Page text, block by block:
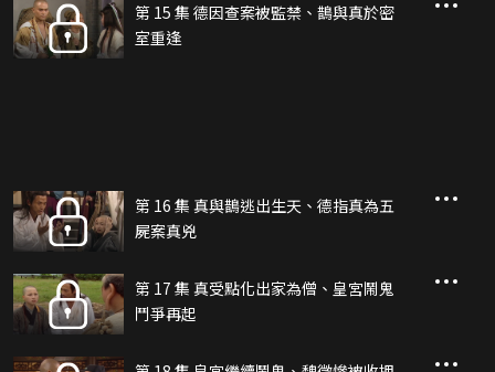
第 15 集 德因查案被監禁、鵲與真於密
室重逢
第 16 集 真與鵲逃出生天、德指真為五
屍案真兇
第 17 集 真受點化出家為僧、皇宮鬧鬼
鬥爭再起